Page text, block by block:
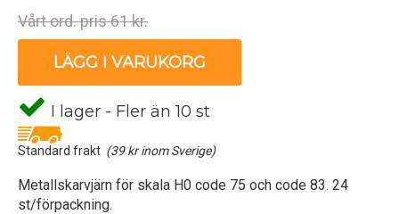
Vårt ord. pris 61 kr.
LÄGG I VARUKORG
I lager - Fler än 10 st
Standard frakt (39 kr inom Sverige)
Metallskarvjärn för skala H0 code 75 och code 83. 24
st/förpackning.